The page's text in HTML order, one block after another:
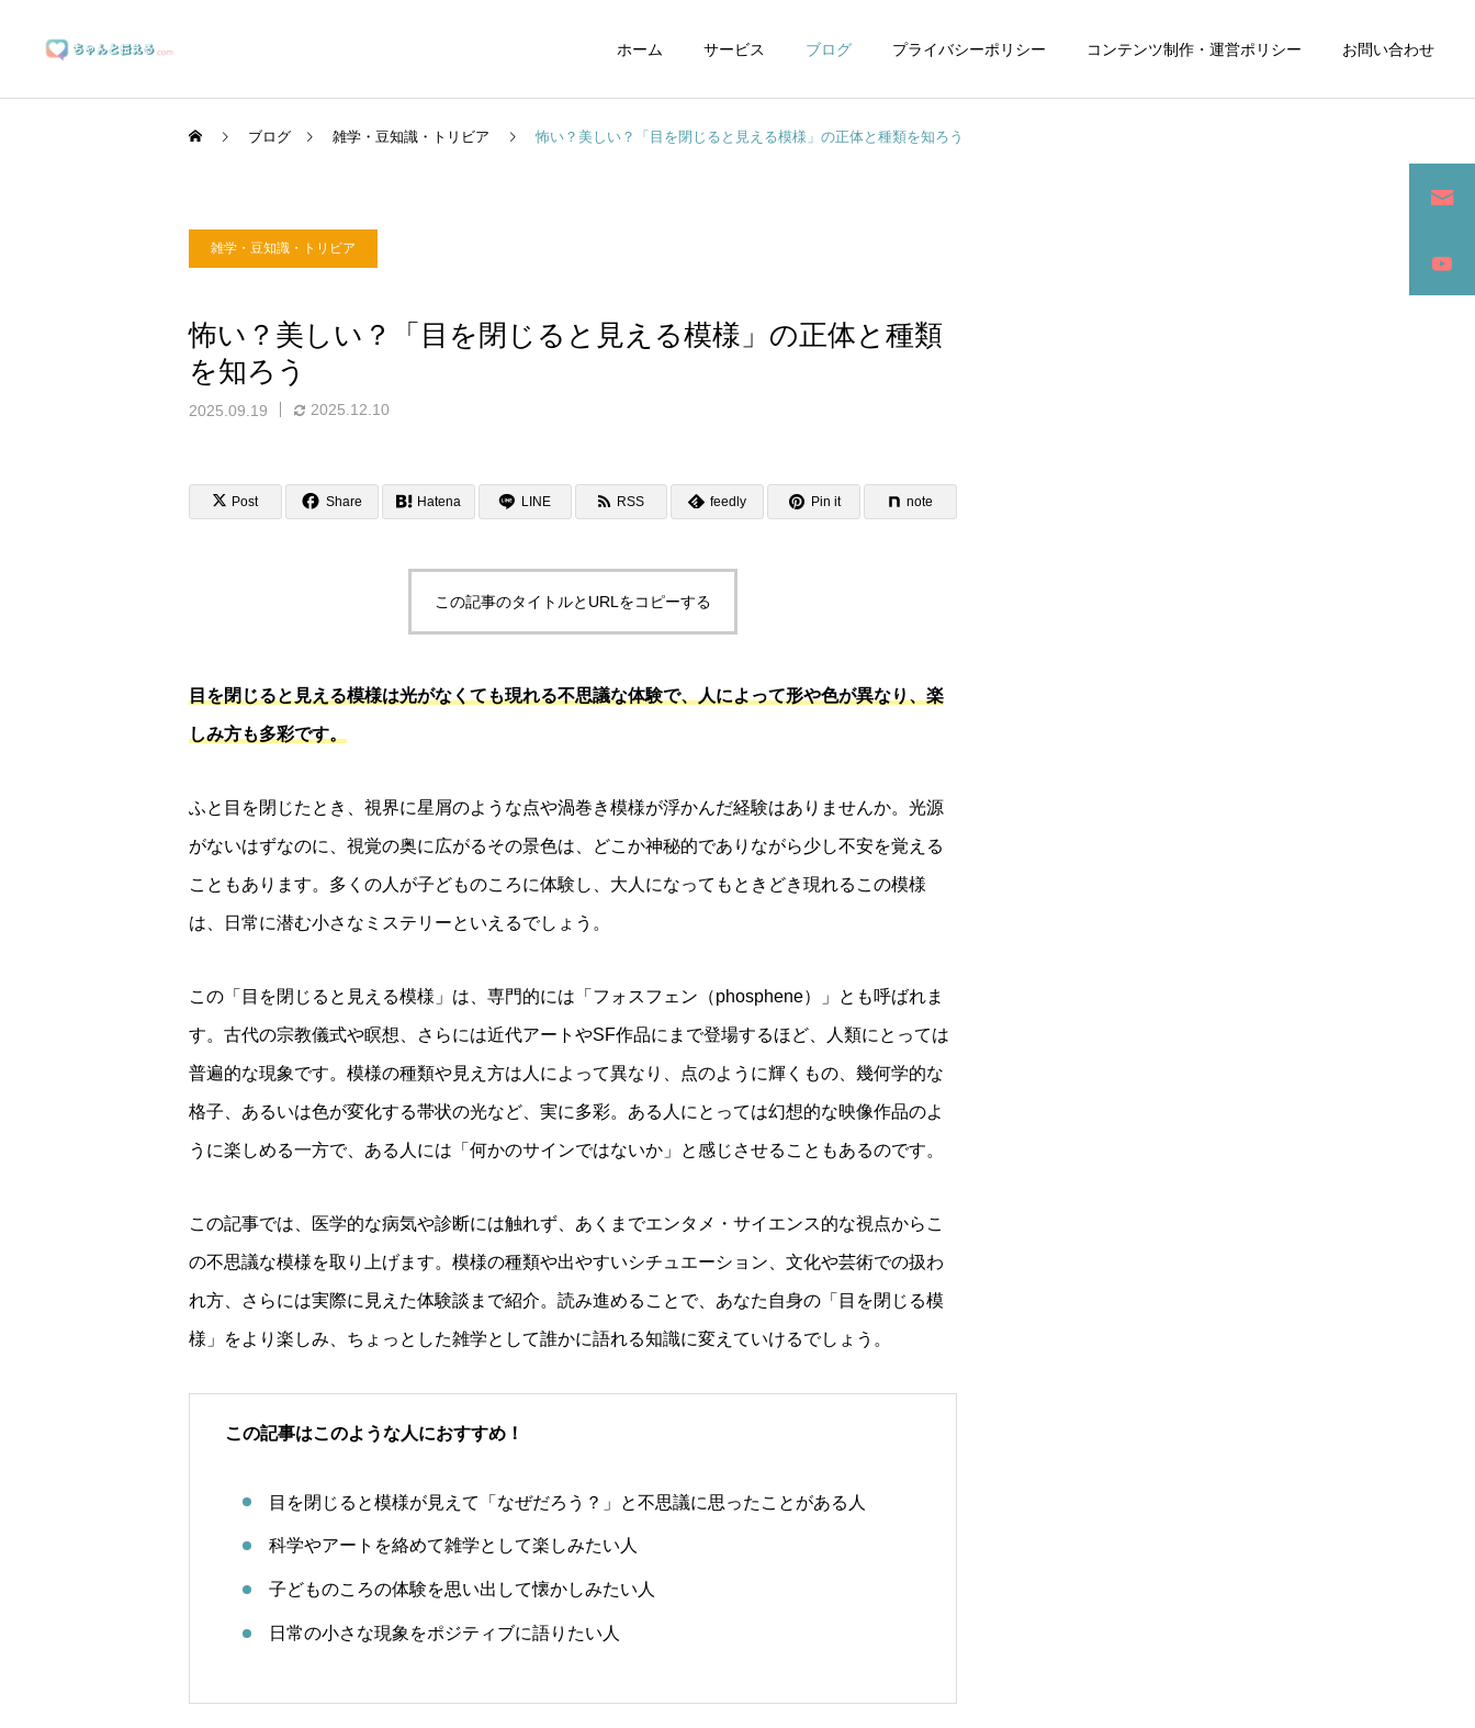
ホーム サービス ブログ プライバシーポリシー コンテンツ制作・運営ポリシー お問い合わせ
ブランディングサポート
ブログ 雑学・豆知識・トリビア 怖い？美しい？「目を閉じると見える模様」の正体と種類を知ろう
雑学・豆知識・トリビア
怖い？美しい？「目を閉じると見える模様」の正体と種類
を知ろう
2025.09.19 2025.12.10
Post Share Hatena LINE RSS feedly Pin it note
この記事のタイトルとURLをコピーする
目を閉じると見える模様は光がなくても現れる不思議な体験で、人によって形や色が異なり、楽
しみ方も多彩です。
ふと目を閉じたとき、視界に星屑のような点や渦巻き模様が浮かんだ経験はありませんか。光源
がないはずなのに、視覚の奥に広がるその景色は、どこか神秘的でありながら少し不安を覚える
こともあります。多くの人が子どものころに体験し、大人になってもときどき現れるこの模様
は、日常に潜む小さなミステリーといえるでしょう。
この「目を閉じると見える模様」は、専門的には「フォスフェン（phosphene）」とも呼ばれま
す。古代の宗教儀式や瞑想、さらには近代アートやSF作品にまで登場するほど、人類にとっては
普遍的な現象です。模様の種類や見え方は人によって異なり、点のように輝くもの、幾何学的な
格子、あるいは色が変化する帯状の光など、実に多彩。ある人にとっては幻想的な映像作品のよ
うに楽しめる一方で、ある人には「何かのサインではないか」と感じさせることもあるのです。
この記事では、医学的な病気や診断には触れず、あくまでエンタメ・サイエンス的な視点からこ
の不思議な模様を取り上げます。模様の種類や出やすいシチュエーション、文化や芸術での扱わ
れ方、さらには実際に見えた体験談まで紹介。読み進めることで、あなた自身の「目を閉じる模
様」をより楽しみ、ちょっとした雑学として誰かに語れる知識に変えていけるでしょう。
この記事はこのような人におすすめ！
目を閉じると模様が見えて「なぜだろう？」と不思議に思ったことがある人
科学やアートを絡めて雑学として楽しみたい人
子どものころの体験を思い出して懐かしみたい人
日常の小さな現象をポジティブに語りたい人